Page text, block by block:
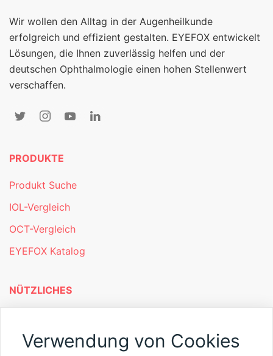
Wir wollen den Alltag in der Augenheilkunde
erfolgreich und effizient gestalten. EYEFOX entwickelt
Lösungen, die Ihnen zuverlässig helfen und der
deutschen Ophthalmologie einen hohen Stellenwert
verschaffen.
PRODUKTE
Produkt Suche
IOL-Vergleich
OCT-Vergleich
EYEFOX Katalog
NÜTZLICHES
Newsletter
Verwendung von Cookies